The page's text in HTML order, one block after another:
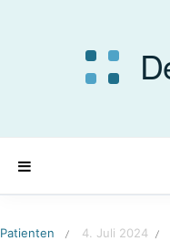
Patienten / 4. Juli 2024 /